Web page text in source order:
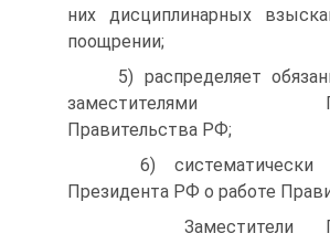
них дисциплинарных
поощрении;
5) распределяет
заместителями
Правительства РФ;
6) систематически
Президента РФ о работе
Заместители